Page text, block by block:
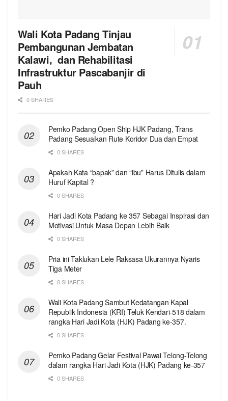
Wali Kota Padang Tinjau
Pembangunan Jembatan
Kalawi, dan Rehabilitasi
Infrastruktur Pascabanjir di
Pauh
0 SHARES
Pemko Padang Open Ship HJK Padang, Trans
Padang Sesuaikan Rute Koridor Dua dan Empat
0 SHARES
Apakah Kata “bapak” dan “ibu” Harus Ditulis dalam
Huruf Kapital ?
0 SHARES
Hari Jadi Kota Padang ke 357 Sebagai Inspirasi dan
Motivasi Untuk Masa Depan Lebih Baik
0 SHARES
Pria ini Taklukan Lele Raksasa Ukurannya Nyaris
Tiga Meter
0 SHARES
Wali Kota Padang Sambut Kedatangan Kapal
Republik Indonesia (KRI) Teluk Kendari-518 dalam
rangka Hari Jadi Kota (HJK) Padang ke-357.
0 SHARES
Pemko Padang Gelar Festival Pawai Telong-Telong
dalam rangka Hari Jadi Kota (HJK) Padang ke-357
0 SHARES